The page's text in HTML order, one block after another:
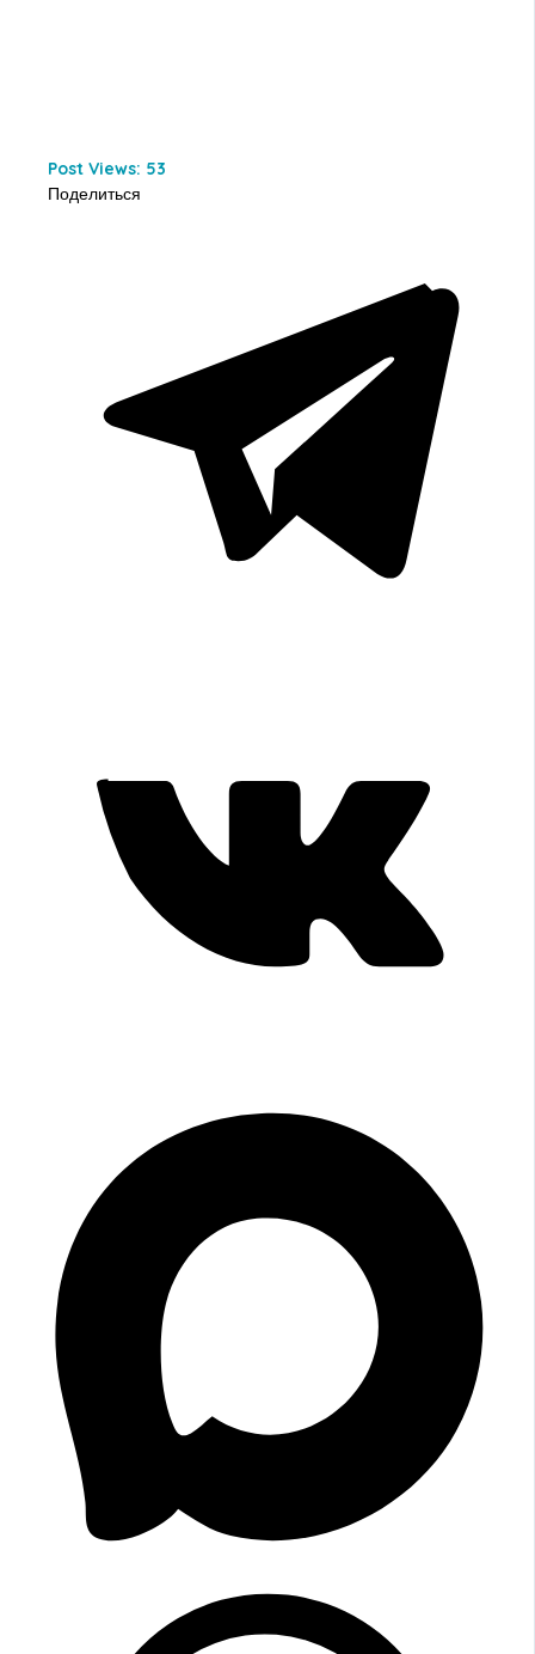
Post Views: 53
Поделиться